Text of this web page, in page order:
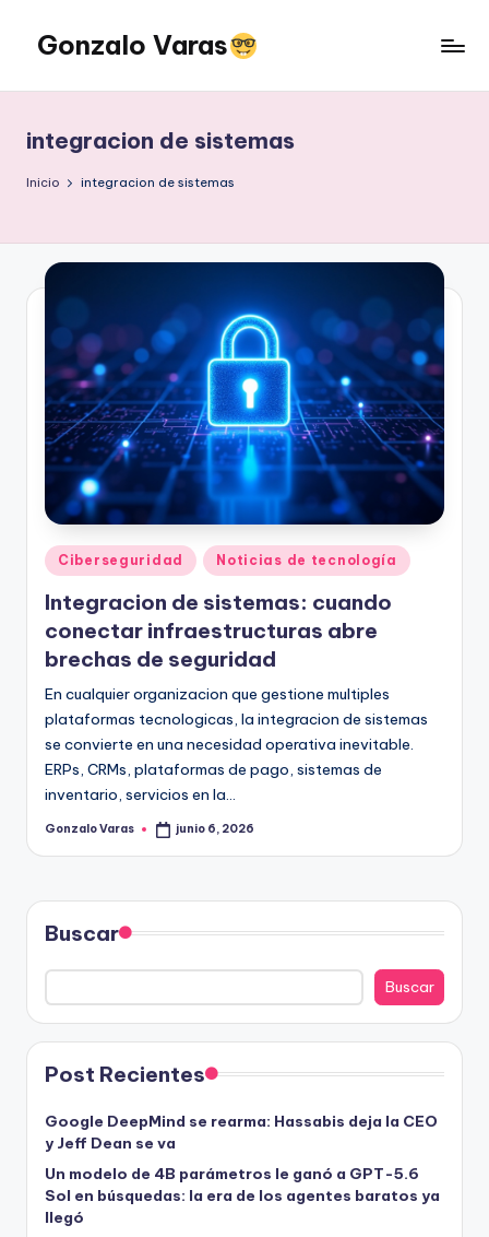
Saltar
contenido
Gonzalo Varas
que
la
tecnología
actitud
multiplica
integracion de sistemas
Inicio integracion de sistemas
Publicado
en
Ciberseguridad Noticias de tecnología
Integracion de sistemas: cuando
conectar infraestructuras abre
brechas de seguridad
En cualquier organizacion que gestione multiples
plataformas tecnologicas, la integracion de sistemas
se convierte en una necesidad operativa inevitable.
ERPs, CRMs, plataformas de pago, sistemas de
inventario, servicios en la…
Publicado
Gonzalo Varas junio 6, 2026
Buscar
Buscar
Post Recientes
Google DeepMind se rearma: Hassabis deja la CEO
y Jeff Dean se va
Un modelo de 4B parámetros le ganó a GPT-5.6
Sol en búsquedas: la era de los agentes baratos ya
llegó